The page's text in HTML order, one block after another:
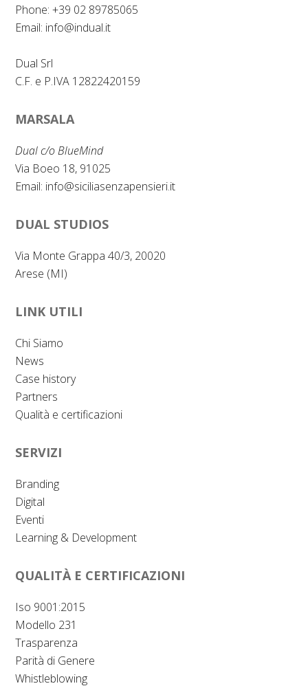
Phone: +39 02 89785065
Email: info@indual.it
Dual Srl
C.F. e P.IVA 12822420159
MARSALA
Dual c/o BlueMind
Via Boeo 18, 91025
Email: info@siciliasenzapensieri.it
DUAL STUDIOS
Via Monte Grappa 40/3, 20020
Arese (MI)
LINK UTILI
Chi Siamo
News
Case history
Partners
Qualità e certificazioni
SERVIZI
Branding
Digital
Eventi
Learning & Development
QUALITÀ E CERTIFICAZIONI
Iso 9001:2015
Modello 231
Trasparenza
Parità di Genere
Whistleblowing